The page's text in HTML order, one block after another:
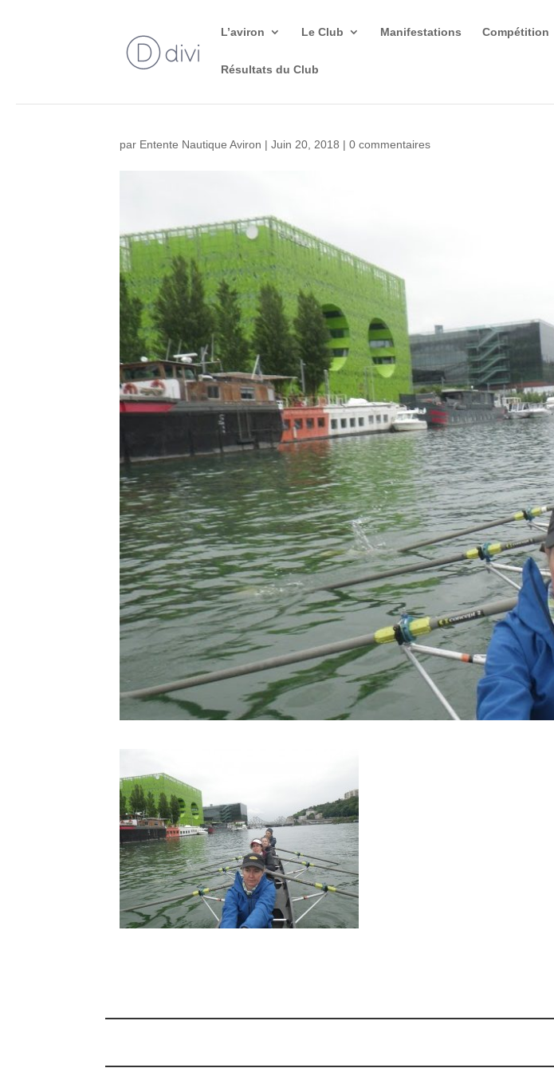
L’aviron Le Club Manifestations Compétition
Résultats du Club
par Entente Nautique Aviron |Juin 20, 2018 |0 commentaires